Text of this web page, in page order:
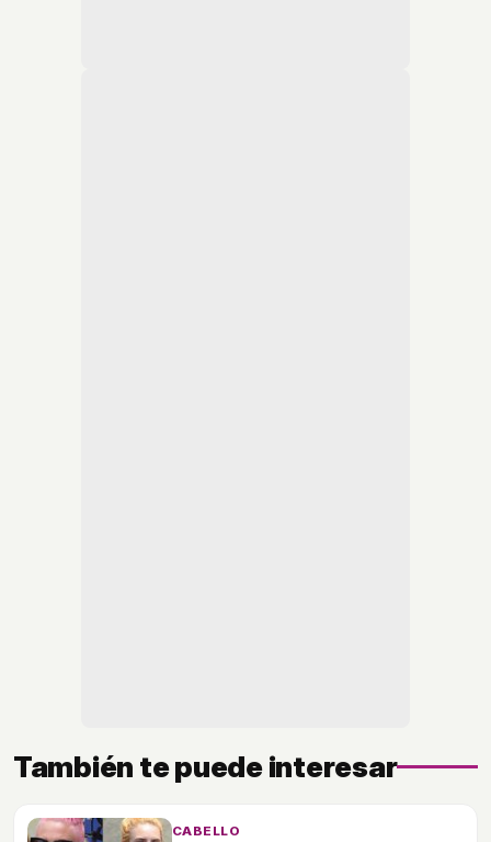
También te puede interesar
CABELLO